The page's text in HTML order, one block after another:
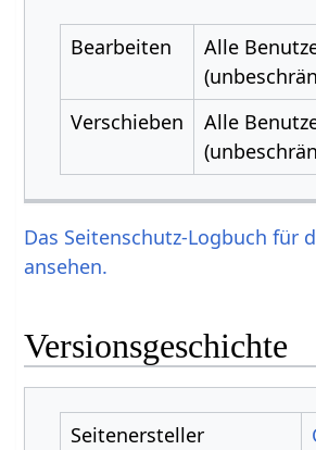
Bearbeiten
Alle
Verschieben
Alle
Das Seitenschutz-Logbuch für
ansehen.
Versionsgeschichte
Seitenersteller